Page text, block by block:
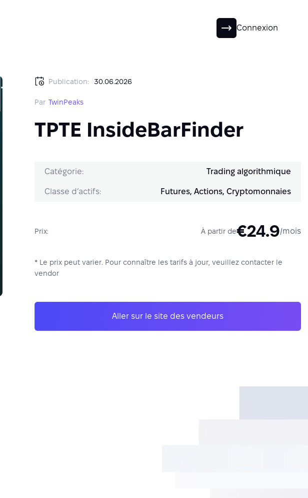
Connexion
Publication: 30.06.2026
Par TwinPeaks
TPTE InsideBarFinder
Catégorie: Trading algorithmique
Classe d’actifs: Futures, Actions, Cryptomonnaies
Prix: À partir de€24.9/mois
* Le prix peut varier. Pour connaître les tarifs à jour, veuillez contacter le
vendor
Aller sur le site des vendeurs